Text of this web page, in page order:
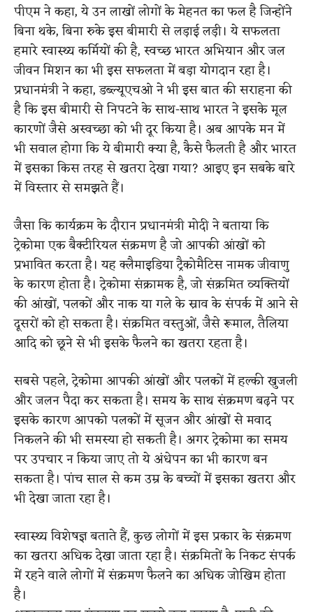
पीएम ने कहा, ये उन लाखों लोगों के मेहनत का फल है जिन्होंने
बिना थके, बिना रुके इस बीमारी से लड़ाई लड़ी। ये सफलता
हमारे स्वास्थ्य कर्मियों की है, स्वच्छ भारत अभियान और जल
जीवन मिशन का भी इस सफलता में बड़ा योगदान रहा है।
प्रधानमंत्री ने कहा, डब्ल्यूएचओ ने भी इस बात की सराहना की
है कि इस बीमारी से निपटने के साथ-साथ भारत ने इसके मूल
कारणों जैसे अस्वच्छा को भी दूर किया है। अब आपके मन में
भी सवाल होगा कि ये बीमारी क्या है, कैसे फैलती है और भारत
में इसका किस तरह से खतरा देखा गया? आइए इन सबके बारे
में विस्तार से समझते हैं।
जैसा कि कार्यक्रम के दौरान प्रधानमंत्री मोदी ने बताया कि
ट्रेकोमा एक बैक्टीरियल संक्रमण है जो आपकी आंखों को
प्रभावित करता है। यह क्लैमाइडिया ट्रैकोमैटिस नामक जीवाणु
के कारण होता है। ट्रेकोमा संक्रामक है, जो संक्रमित व्यक्तियों
की आंखों, पलकों और नाक या गले के स्राव के संपर्क में आने से
दूसरों को हो सकता है। संक्रमित वस्तुओं, जैसे रूमाल, तैलिया
आदि को छूने से भी इसके फैलने का खतरा रहता है।
सबसे पहले, ट्रेकोमा आपकी आंखों और पलकों में हल्की खुजली
और जलन पैदा कर सकता है। समय के साथ संक्रमण बढ़ने पर
इसके कारण आपको पलकों में सूजन और आंखों से मवाद
निकलने की भी समस्या हो सकती है। अगर ट्रेकोमा का समय
पर उपचार न किया जाए तो ये अंधेपन का भी कारण बन
सकता है। पांच साल से कम उम्र के बच्चों में इसका खतरा और
भी देखा जाता रहा है।
स्वास्थ्य विशेषज्ञ बताते हैं, कुछ लोगों में इस प्रकार के संक्रमण
का खतरा अधिक देखा जाता रहा है।​संक्रमितों के निकट संपर्क
में रहने वाले लोगों में संक्रमण फैलने का अधिक जोखिम होता
है।